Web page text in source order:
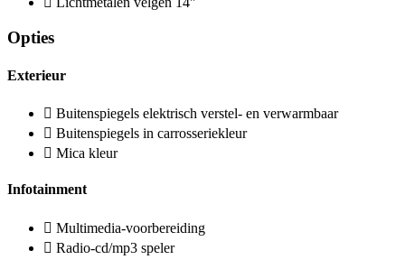
Opties
Exterieur
Buitenspiegels elektrisch verstel- en verwarmbaar
Buitenspiegels in carrosseriekleur
Mica kleur
Infotainment
Multimedia-voorbereiding
Radio-cd/mp3 speler